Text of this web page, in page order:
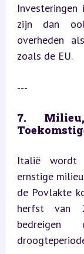
zijn dan
overheden
zoals de EU.
---
7.
Italië wordt
ernstige
de Povlakte
herfst van